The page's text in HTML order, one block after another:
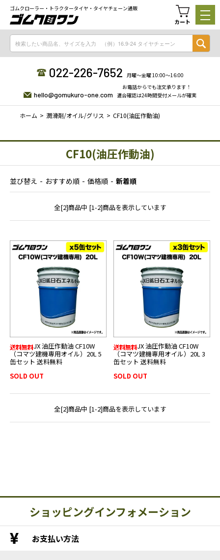
ゴムクローラー・トラクタータイヤ・タイヤチェーン通販
カート
022-226-7652 月曜〜金曜 10:00〜16:00
hello@gomukuro-one.com
お電話からでも注文承ります！
適合確認は24時間受付メールが確実
ホーム 潤滑剤/オイル/グリス CF10(油圧作動油)
CF10(油圧作動油)
並び替え おすすめ順 価格順 新着順
全[2]商品中 [1-2]商品を表示しています
JX 油圧作動油 CF10W
（コマツ建機専用オイル）20L 5
缶セット 送料無料
SOLD OUT
JX 油圧作動油 CF10W
（コマツ建機専用オイル）20L 3
缶セット 送料無料
SOLD OUT
全[2]商品中 [1-2]商品を表示しています
ショッピングインフォメーション
お支払い方法